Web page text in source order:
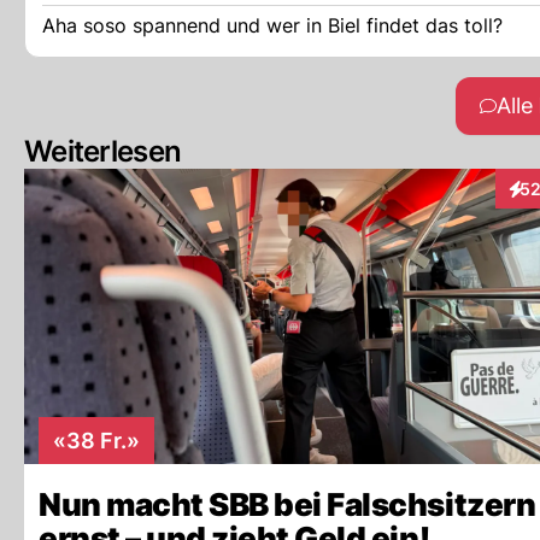
Aha soso spannend und wer in Biel findet das toll?
Weiterlesen
52
«38 Fr.»
Nun macht SBB bei Falschsitzern